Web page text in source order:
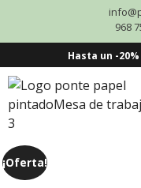
968
Hasta un -
¡Oferta!